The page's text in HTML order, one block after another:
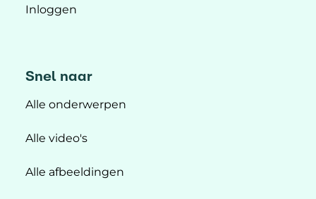
Inloggen
Snel naar
Alle onderwerpen
Alle video's
Alle afbeeldingen